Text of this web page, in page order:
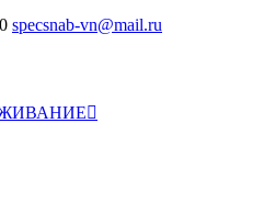
specsnab-vn@mail.ru
